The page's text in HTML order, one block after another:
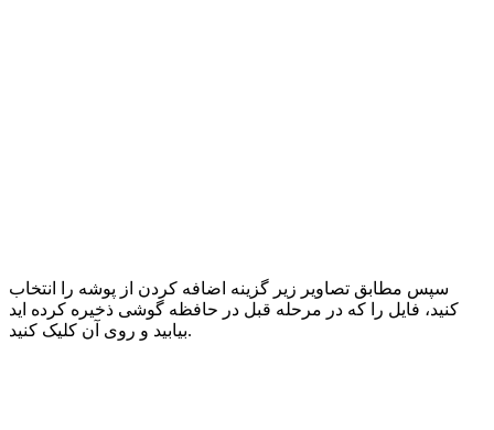
سپس مطابق تصاویر زیر گزینه اضافه کردن از پوشه را انتخاب
کنید، فایل را که در مرحله قبل در حافظه گوشی ذخیره کرده اید
بیابید و روی آن کلیک کنید.